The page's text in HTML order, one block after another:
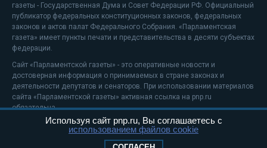
газеты - Государственная Дума и Совет Федерации РФ. Официальный
публикатор федеральных конституционных законов, федеральных
законов и актов палат Федерального Собрания. «Парламентская
газета» имеет пункты печати и представительства в десяти субъектах
федерации.
Сайт «Парламентской газеты» - это оперативные новости и
достоверная информация о принимаемых в стране законах и
деятельности депутатов и сенаторов. При использовании материалов
сайта «Парламентской газеты» активная ссылка на pnp.ru
обязательна.
На информационном ресурсе применяютсярекомендательные
Положение о защите персональных данных
Используя сайт pnp.ru, Вы соглашаетесь с
использованием файлов cookie